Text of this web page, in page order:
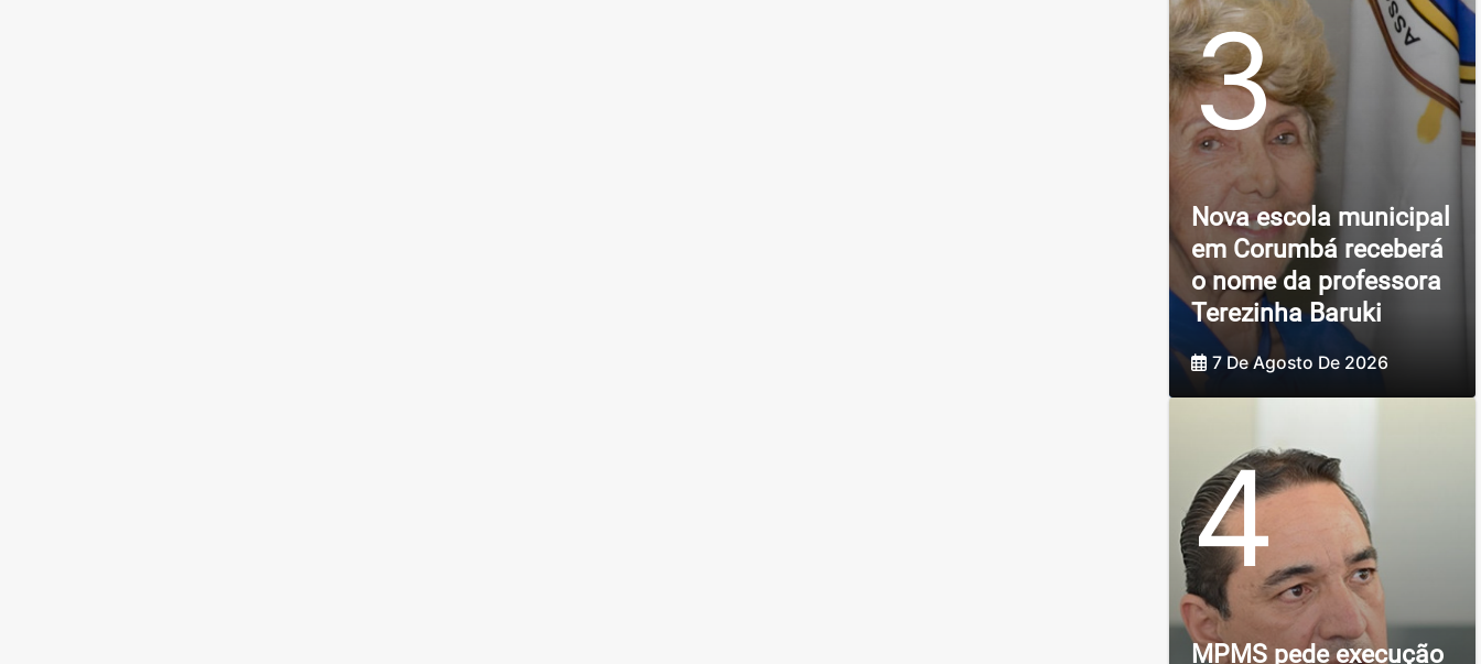
3
Nova escola municipal
em Corumbá receberá
o nome da professora
Terezinha Baruki
7 De Agosto De 2026
4
MPMS pede execução